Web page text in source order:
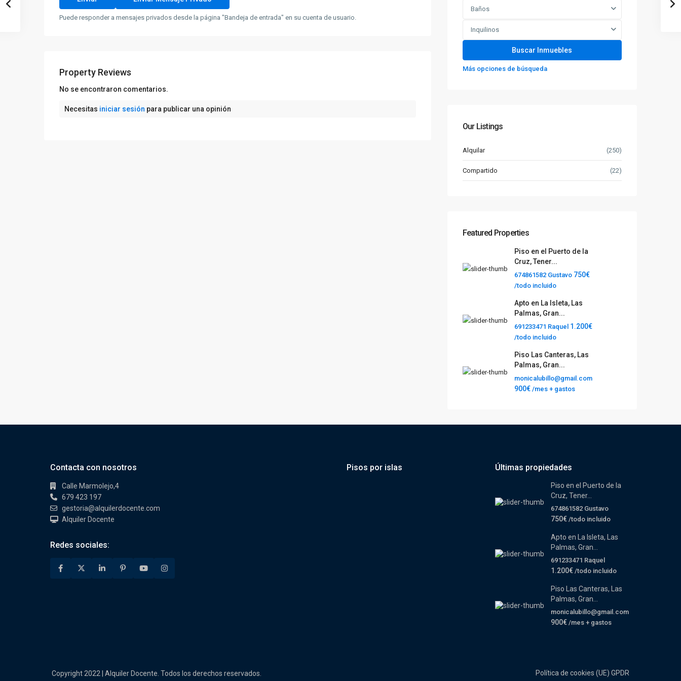
Puede responder a mensajes privados desde la página "Bandeja de entrada" en su cuenta de usuario.
Property Reviews
No se encontraron comentarios.
Necesitas iniciar sesión para publicar una opinión
Baños
Inquilinos
Más opciones de búsqueda
Our Listings
Alquilar (250)
Compartido (22)
Featured Properties
Piso en el Puerto de la
Cruz, Tener...
674861582 Gustavo 750€
/todo incluido
Apto en La Isleta, Las
Palmas, Gran...
691233471 Raquel 1.200€
/todo incluido
Piso Las Canteras, Las
Palmas, Gran...
monicalubillo@gmail.com
900€ /mes + gastos
Contacta con nosotros
Calle Marmolejo,4
679 423 197
gestoria@alquilerdocente.com
Alquiler Docente
Redes sociales:
Pisos por islas Últimas propiedades
Piso en el Puerto de la
Cruz, Tener...
674861582 Gustavo
750€ /todo incluido
Apto en La Isleta, Las
Palmas, Gran...
691233471 Raquel
1.200€ /todo incluido
Piso Las Canteras, Las
Palmas, Gran...
monicalubillo@gmail.com
900€ /mes + gastos
Copyright 2022 | Alquiler Docente. Todos los derechos reservados. Política de cookies (UE) GPDR